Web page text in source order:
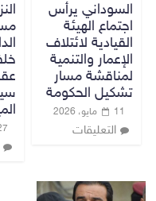
السوداني يرأس
اجتماع الهيئة
القيادية لائتلاف
الإعمار والتنمية
لمناقشة مسار
تشكيل الحكومة
11 مايو، 2026
التعليقات 27